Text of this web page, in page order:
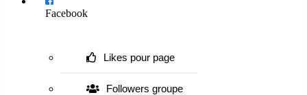
Facebook
Likes pour page
Followers groupe